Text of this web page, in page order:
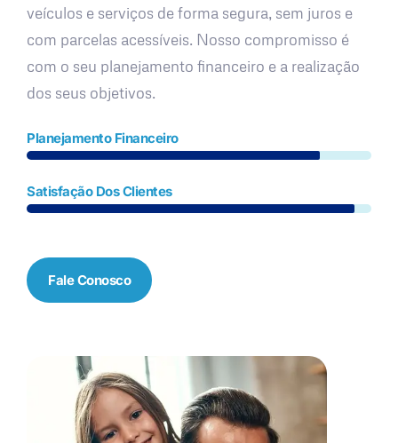
veículos e serviços de forma segura, sem juros e
com parcelas acessíveis. Nosso compromisso é
com o seu planejamento financeiro e a realização
dos seus objetivos.
Planejamento Financeiro
Satisfação Dos Clientes
Fale Conosco